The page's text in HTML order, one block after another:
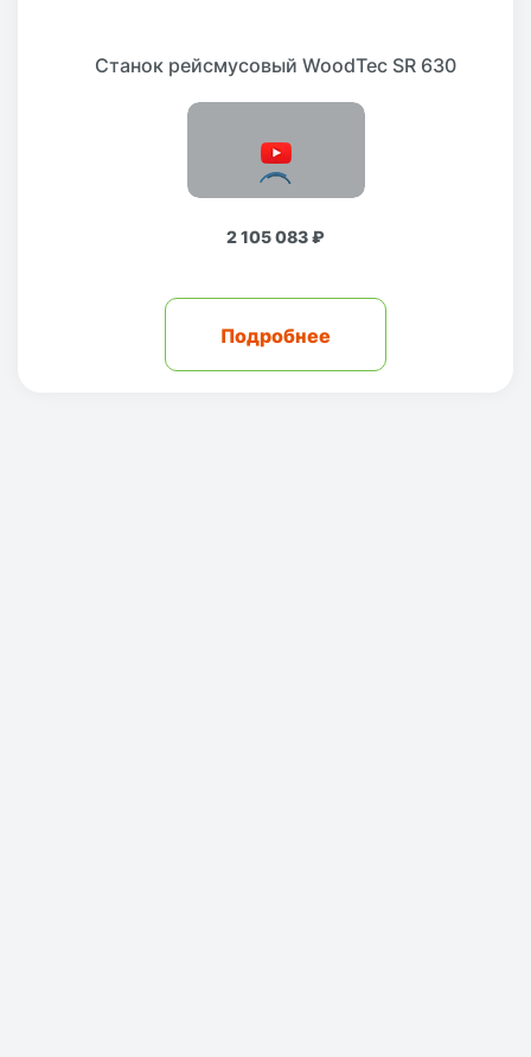
Станок рейсмусовый WoodTec SR 630
2 105 083 ₽
Подробнее